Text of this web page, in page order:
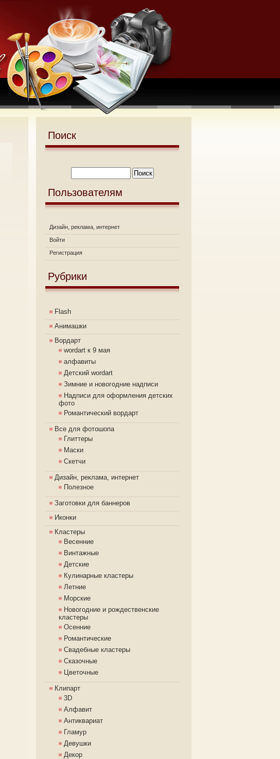
Поиск
Пользователям
Дизайн, реклама, интернет
Войти
Регистрация
Рубрики
Flash
Анимашки
Вордарт
wordart к 9 мая
алфавиты
Детский wordart
Зимние и новогодние надписи
Надписи для оформления детских
фото
Романтический вордарт
Все для фотошопа
Глиттеры
Маски
Скетчи
Дизайн, реклама, интернет
Полезное
Заготовки для баннеров
Иконки
Кластеры
Весенние
Винтажные
Детские
Кулинарные кластеры
Летние
Морские
Новогодние и рождественские
кластеры
Осенние
Романтические
Свадебные кластеры
Сказочные
Цветочные
Клипарт
3D
Алфавит
Антиквариат
Гламур
Девушки
Декор